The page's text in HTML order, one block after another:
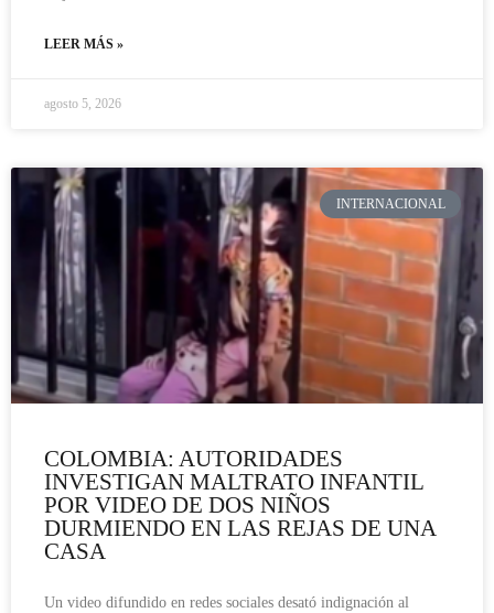
LEER MÁS »
agosto 5, 2026
INTERNACIONAL
COLOMBIA: AUTORIDADES
INVESTIGAN MALTRATO INFANTIL
POR VIDEO DE DOS NIÑOS
DURMIENDO EN LAS REJAS DE UNA
CASA
Un video difundido en redes sociales desató indignación al